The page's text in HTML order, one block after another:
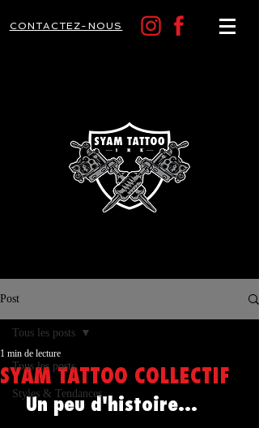
CONTACTEZ-NOUS
Post
Tous les posts
Styles & Tendances
Tous les posts
SYAM TATTOO COLLECTIF
1 min de lecture
  Un peu d'histoire...